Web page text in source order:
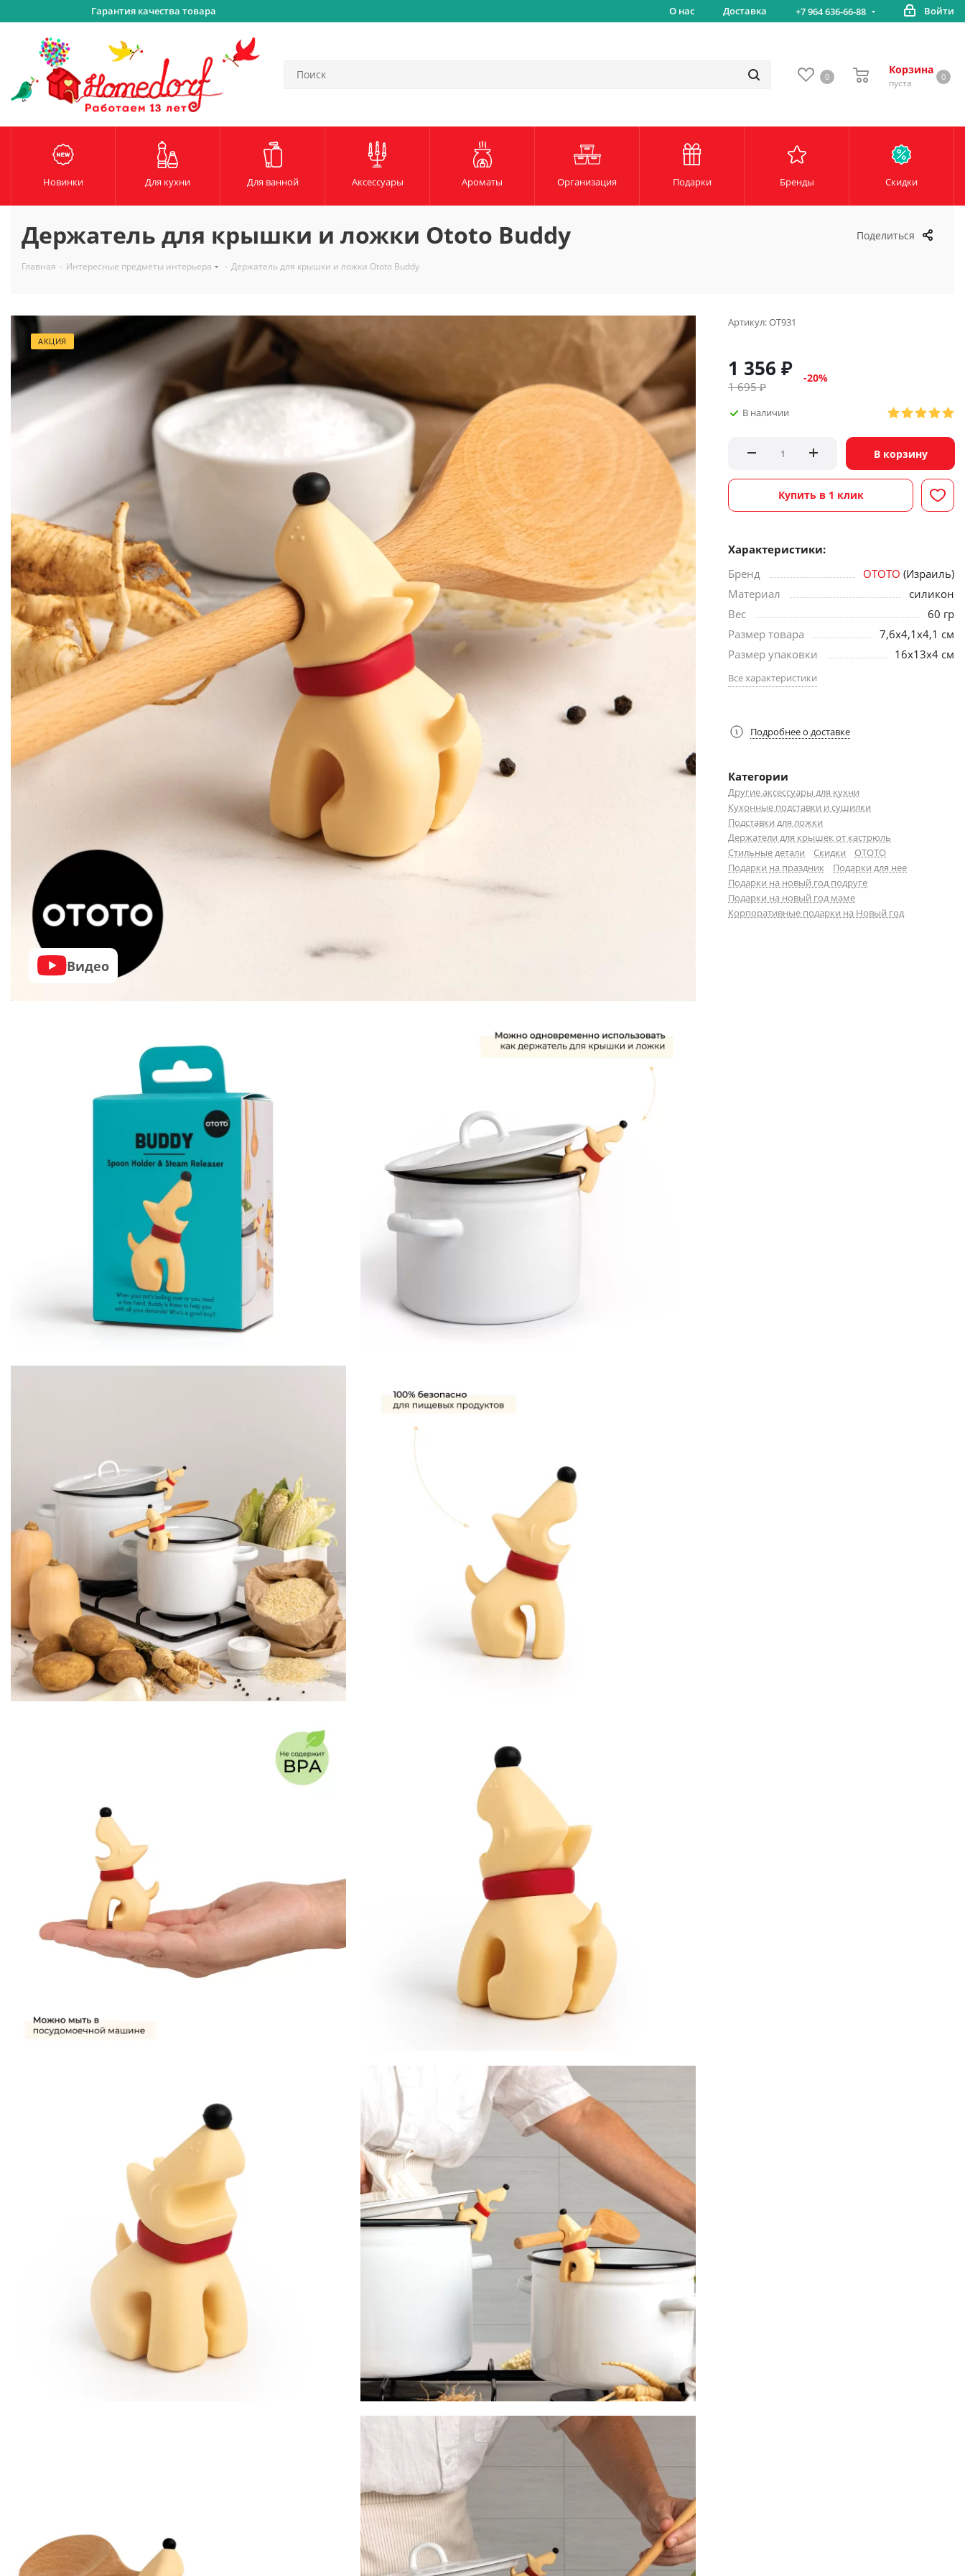
Гарантия качества товара О нас Доставка +7 964 636-66-88 Войти
0
Корзина
пуста
0
Новинки Для кухни Для ванной Аксессуары Ароматы Организация Подарки Бренды Скидки
Поделиться
Держатель для крышки и ложки Ototo Buddy
Главная - Интересные предметы интерьера - Держатель для крышки и ложки Ototo Buddy
АКЦИЯ
Видео
Артикул:OT931
1 356 ₽
1 695₽
-20%
В наличии
В корзину
Купить в 1 клик
Характеристики:
Бренд
OTOTO (Израиль)
Материал
силикон
Вес
60 гр
Размер товара
7,6x4,1x4,1 см
Размер упаковки
16x13x4 см
Все характеристики
Подробнее о доставке
Категории
Другие аксессуары для кухни
Кухонные подставки и сушилки
Подставки для ложки
Держатели для крышек от кастрюль
Стильные детали
Скидки
OTOTO
Подарки на праздник
Подарки для нее
Подарки на новый год подруге
Подарки на новый год маме
Корпоративные подарки на Новый год